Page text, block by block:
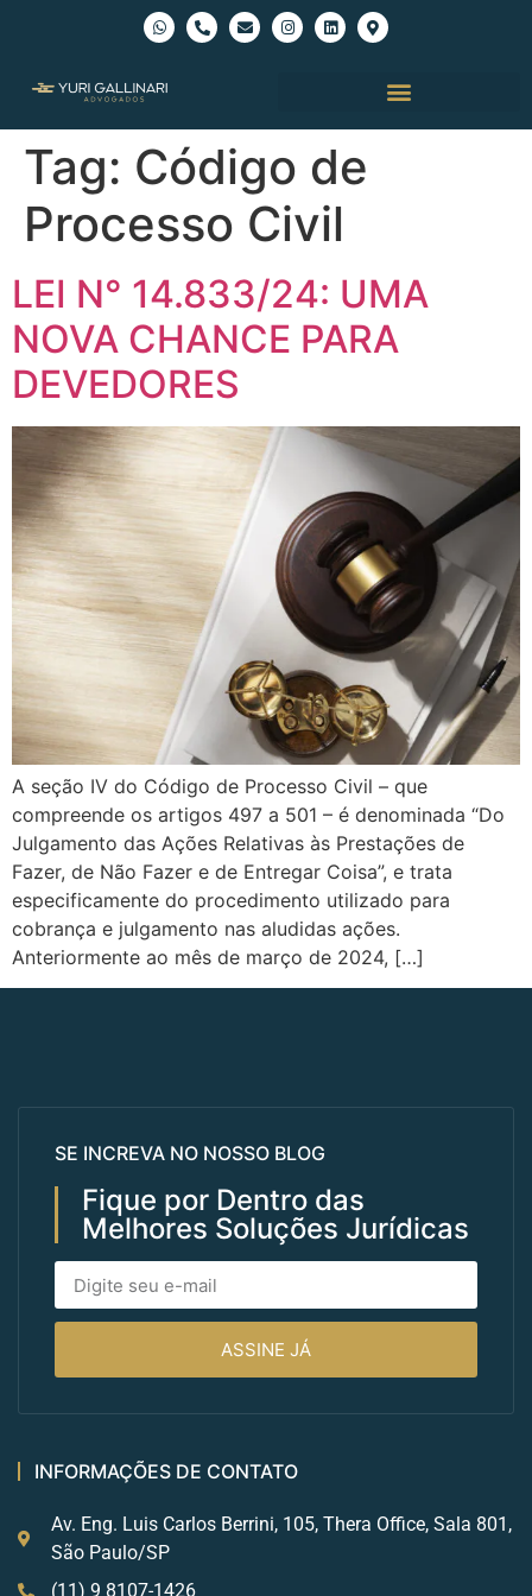
Tag: Código de
Processo Civil
LEI N° 14.833/24: UMA
NOVA CHANCE PARA
DEVEDORES
A seção IV do Código de Processo Civil – que
compreende os artigos 497 a 501 – é denominada “Do
Julgamento das Ações Relativas às Prestações de
Fazer, de Não Fazer e de Entregar Coisa”, e trata
especificamente do procedimento utilizado para
cobrança e julgamento nas aludidas ações.
Anteriormente ao mês de março de 2024, […]
SE INCREVA NO NOSSO BLOG
Fique por Dentro das
Melhores Soluções Jurídicas
ASSINE JÁ
INFORMAÇÕES DE CONTATO
Av. Eng. Luis Carlos Berrini, 105, Thera Office, Sala 801,
São Paulo/SP
(11) 9 8107-1426